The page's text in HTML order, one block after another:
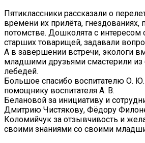
Пятиклассники рассказали о
времени их прилёта, гнездованиях,
потомстве. Дошколята с интересом
старших товарищей, задавали
А в завершении встречи, экологи
младшими друзьями смастерили из
лебедей.
️Большое спасибо воспитателю О.
помощнику воспитателя А. В.
Белановой за инициативу и
Дмитрию Чистякову, Фёдору
Коломийчук за отзывчивость и
своими знаниями со своими